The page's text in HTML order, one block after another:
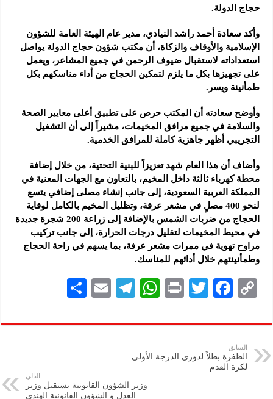
حجاج الدولة.
وأكد سعادة أحمد راشد النيادي، مدير عام الهيئة العامة للشؤون
الإسلامية والأوقاف والزكاة، أن مكتب شؤون حجاج الدولة يواصل
استعداداته لاستقبال ضيوف الرحمن في جميع المشاعر، ويعمل
على تجهيزها بكل ما يلزم لتمكين الحجاج من أداء مناسكهم بكل
طمأنينة ويسر.
وأوضح سعادته أن المكتب حرص على تطبيق أعلى معايير الصحة
والسلامة في جميع مرافق المخيمات، مشيراً إلى أن التشغيل
التجريبي أظهر جاهزية كاملة للمرافق الخدمية.
وأضاف أن هذا العام شهد تعزيزاً للبنية التحتية، من خلال إضافة
محطة كهرباء ثالثة داخل المخيم، بالتعاون مع الجهات المعنية في
المملكة العربية السعودية، إلى جانب إنشاء مصلى إضافي يتسع
لنحو 400 مصلٍ في مشعر عرفة، وتظليل المخيم بالكامل لوقاية
الحجاج من ضربات الشمس بالإضافة إلى زراعة 200 شجرة جديدة
في محيط المخيمات لتقليل درجات الحرارة، إلى جانب تركيب
مراوح تهوية في ممرات مشعر عرفة، بما يسهم في راحة الحجاج
وطمأنينتهم خلال أدائهم للمناسك.
C
p
y
Li
F
eb
oo
k
T
tt
P
nt
W
at
A
p
Te
gr
E
ai
ar
السابق
الظفرة بطلاً لدوري الدرجة الأولى
لكرة القدم
التالي
وزير الشؤون القانونية يستقبل وزير
العدل و الشؤون القانونية الهندي